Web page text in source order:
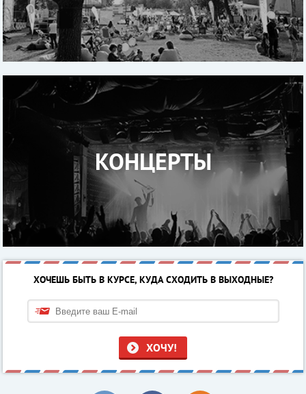
КОНЦЕРТЫ
ХОЧЕШЬ БЫТЬ В КУРСЕ, КУДА СХОДИТЬ В ВЫХОДНЫЕ?
ХОЧУ!